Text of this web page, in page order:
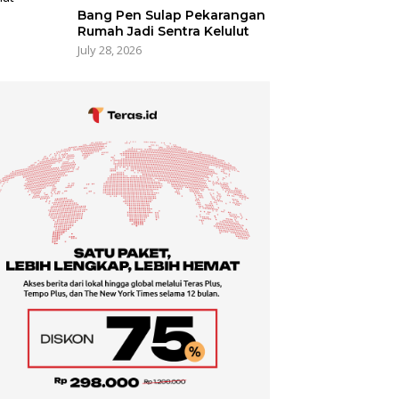
Bang Pen Sulap Pekarangan
Rumah Jadi Sentra Kelulut
July 28, 2026